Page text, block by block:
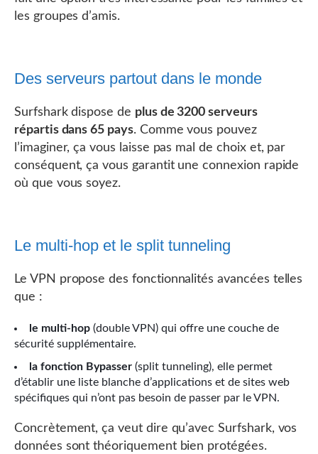
les groupes d’amis.
Des serveurs partout dans le monde
Surfshark dispose de plus de 3200 serveurs
répartis dans 65 pays. Comme vous pouvez
l’imaginer, ça vous laisse pas mal de choix et, par
conséquent, ça vous garantit une connexion rapide
où que vous soyez.
Le multi-hop et le split tunneling
Le VPN propose des fonctionnalités avancées telles
que :
le multi-hop (double VPN) qui offre une couche de
sécurité supplémentaire.
la fonction Bypasser (split tunneling), elle permet
d’établir une liste blanche d’applications et de sites web
spécifiques qui n’ont pas besoin de passer par le VPN.
Concrètement, ça veut dire qu’avec Surfshark, vos
données sont théoriquement bien protégées.